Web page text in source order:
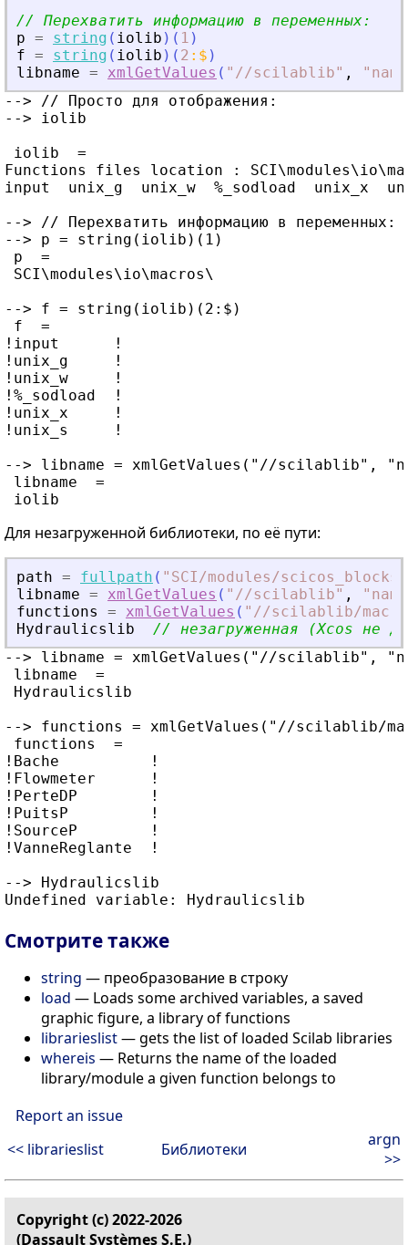
// Перехватить информацию в переменных:
p = string ( iolib ) ( 1 )
f = string ( iolib ) ( 2 : $ )
libname = xmlGetValues ( " //scilablib" , " name
--> // Просто для отображения:
--> iolib
iolib  =
Functions files location :
input  unix_g  unix_w  %_sodload  unix_x
--> // Перехватить информацию в переменных:
--> p = string(iolib)(1)
p  =
SCI\modules\io\macros\
--> f = string(iolib)(2:$)
f  =
!input      !
!unix_g     !
!unix_w     !
!%_sodload  !
!unix_x     !
!unix_s     !
--> libname = xmlGetValues("//scilablib",
libname  =
Для незагруженной библиотеки, по её пути:
path = fullpath ( " SCI/modules/
libname = xmlGetValues ( " //scilablib" , " name
functions
= xmlGetValues ( " //scilablib/macro
Hydraulicslib
// незагруженная (Xcos не
--> libname = xmlGetValues("//scilablib",
libname  =
Hydraulicslib
--> functions = xmlGetValues("//scilablib/
functions  =
!Bache          !
!Flowmeter      !
!PerteDP        !
!PuitsP         !
!SourceP        !
!VanneReglante  !
--> Hydraulicslib
Смотрите также
string — преобразование в строку
load — Loads some archived variables, a saved
graphic figure, a library of functions
librarieslist— gets the list of loaded Scilab libraries
whereis — Returns the name of the loaded
library/module a given function belongs to
Report an issue
<< librarieslist
Библиотеки
argn
>>
Copyright (c) 2022-2026
(Dassault Systèmes S.E.)